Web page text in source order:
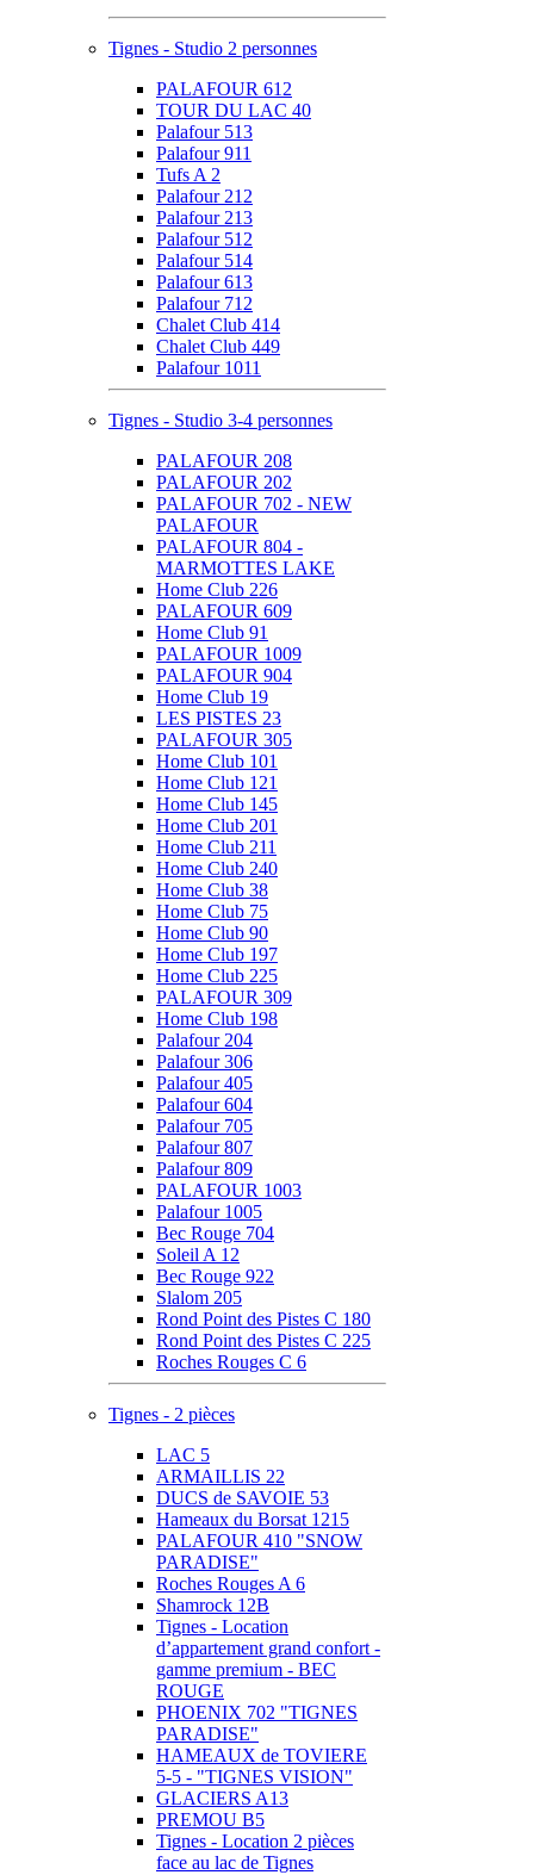
Tignes - Studio 2 personnes
PALAFOUR 612
TOUR DU LAC 40
Palafour 513
Palafour 911
Tufs A 2
Palafour 212
Palafour 213
Palafour 512
Palafour 514
Palafour 613
Palafour 712
Chalet Club 414
Chalet Club 449
Palafour 1011
Tignes - Studio 3-4 personnes
PALAFOUR 208
PALAFOUR 202
PALAFOUR 702 - NEW
PALAFOUR
PALAFOUR 804 -
MARMOTTES LAKE
Home Club 226
PALAFOUR 609
Home Club 91
PALAFOUR 1009
PALAFOUR 904
Home Club 19
LES PISTES 23
PALAFOUR 305
Home Club 101
Home Club 121
Home Club 145
Home Club 201
Home Club 211
Home Club 240
Home Club 38
Home Club 75
Home Club 90
Home Club 197
Home Club 225
PALAFOUR 309
Home Club 198
Palafour 204
Palafour 306
Palafour 405
Palafour 604
Palafour 705
Palafour 807
Palafour 809
PALAFOUR 1003
Palafour 1005
Bec Rouge 704
Soleil A 12
Bec Rouge 922
Slalom 205
Rond Point des Pistes C 180
Rond Point des Pistes C 225
Roches Rouges C 6
Tignes - 2 pièces
LAC 5
ARMAILLIS 22
DUCS de SAVOIE 53
Hameaux du Borsat 1215
PALAFOUR 410 "SNOW
PARADISE"
Roches Rouges A 6
Shamrock 12B
Tignes - Location
d’appartement grand confort -
gamme premium - BEC
ROUGE
PHOENIX 702 "TIGNES
PARADISE"
HAMEAUX de TOVIERE
5-5 - "TIGNES VISION"
GLACIERS A13
PREMOU B5
Tignes - Location 2 pièces
face au lac de Tignes